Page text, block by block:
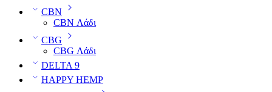
CBN
CBN Λάδι
CBG
CBG Λάδι
DELTA 9
HAPPY HEMP